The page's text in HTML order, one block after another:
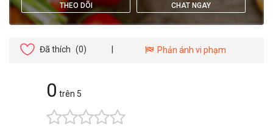
THEO DÕI CHAT NGAY
Đã thích (0) Phản ánh vi phạm
0 trên 5